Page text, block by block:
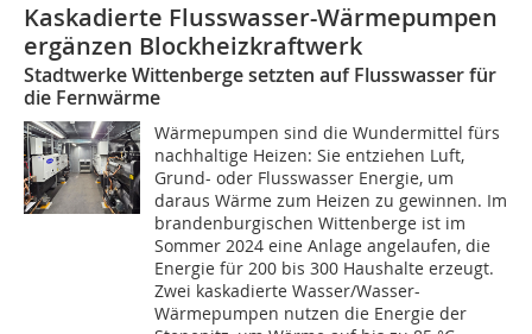
Kaskadierte Flusswasser-Wärmepumpen
ergänzen Blockheizkraftwerk
Stadtwerke Wittenberge setzten auf Flusswasser für
die Fernwärme
Wärmepumpen sind die Wundermittel fürs
nachhaltige Heizen: Sie entziehen Luft,
Grund- oder Flusswasser Energie, um
daraus Wärme zum Heizen zu gewinnen. Im
brandenburgischen Wittenberge ist im
Sommer 2024 eine Anlage angelaufen, die
Energie für 200 bis 300 Haushalte erzeugt.
Zwei kaskadierte Wasser/Wasser-
Wärmepumpen nutzen die Energie der